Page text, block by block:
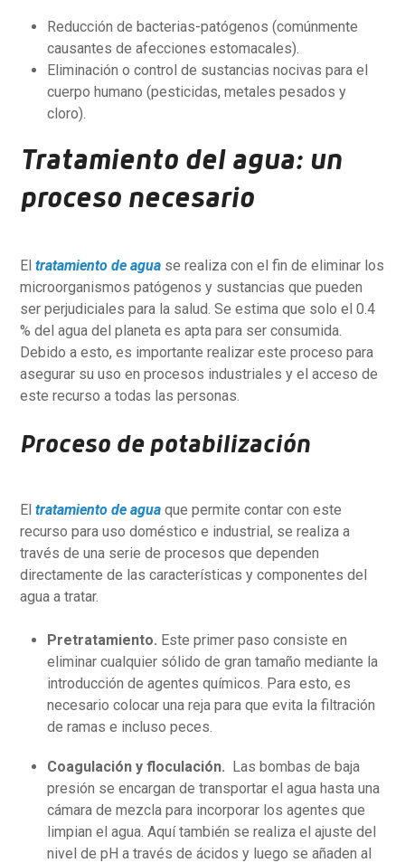
Reducción de bacterias-patógenos (comúnmente
causantes de afecciones estomacales).
Eliminación o control de sustancias nocivas para el
cuerpo humano (pesticidas, metales pesados y
cloro).
Tratamiento del agua: un
proceso necesario
Eltratamiento de agua se realiza con el fin de eliminar los
microorganismos patógenos y sustancias que pueden
ser perjudiciales para la salud. Se estima que solo el 0.4
% del agua del planeta es apta para ser consumida.
Debido a esto, es importante realizar este proceso para
asegurar su uso en procesos industriales y el acceso de
este recurso a todas las personas.
Proceso de potabilización
Eltratamiento de agua que permite contar con este
recurso para uso doméstico e industrial, se realiza a
través de una serie de procesos que dependen
directamente de las características y componentes del
agua a tratar.
Pretratamiento. Este primer paso consiste en
eliminar cualquier sólido de gran tamaño mediante la
introducción de agentes químicos. Para esto, es
necesario colocar una reja para que evita la filtración
de ramas e incluso peces.
Coagulación y floculación. Las bombas de baja
presión se encargan de transportar el agua hasta una
cámara de mezcla para incorporar los agentes que
limpian el agua. Aquí también se realiza el ajuste del
nivel de pH a través de ácidos y luego se añaden al